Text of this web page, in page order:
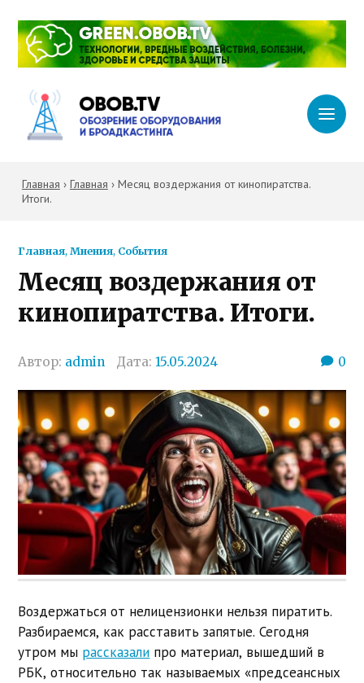
Главная › Главная › Месяц воздержания от кинопиратства.
Итоги.
Главная,Мнения, События
Месяц воздержания от
кинопиратства. Итоги.
Автор: admin Дата:15.05.2024 0
Воздержаться от нелицензионки нельзя пиратить.
Разбираемся, как расставить запятые. Сегодня
утром мы рассказали про материал, вышедший в
РБК, относительно так называемых «предсеансных